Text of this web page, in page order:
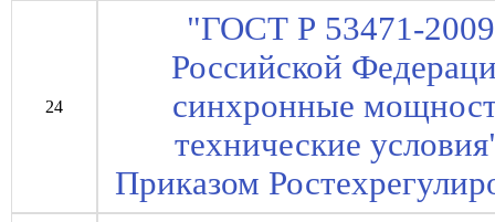
24
"ГОСТ Р 53471-
Российской
синхронные
технические
Приказом